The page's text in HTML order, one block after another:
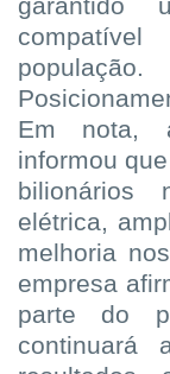
garantido
população.
Em nota,
informou
bilionários
elétrica,
melhoria
empresa
parte do
continuará